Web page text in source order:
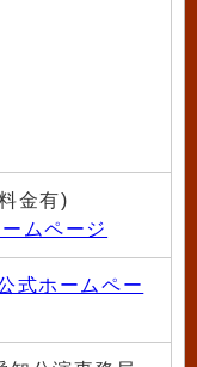
金有)
ムページ
式ホームペー